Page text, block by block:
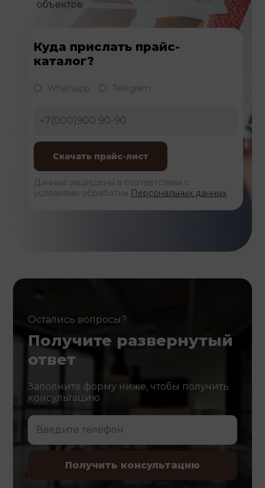
объектов
Куда прислать прайс-
каталог?
Whatsapp Telegram
Данные защищены в соответствии с
условиями обработки Персональных данных
Остались вопросы?
Получите развернутый
ответ
Заполните форму ниже, чтобы получить
консультацию